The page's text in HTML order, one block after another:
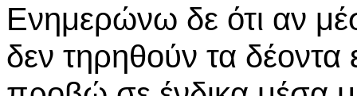
Ενημερώνω δε ότι αν
δεν τηρηθούν τα